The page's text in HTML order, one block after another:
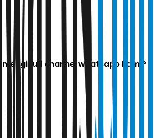
mengikuti channel whatsapp kami?